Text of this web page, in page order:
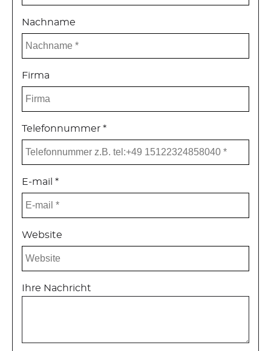
Nachname
Firma
Telefonnummer *
E-mail *
Website
Ihre Nachricht